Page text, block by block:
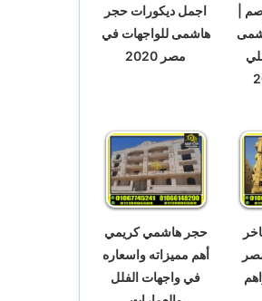
|
اجمل ديكورات حجر
هاشمى للواجهات في
مصر 2020
حجر هاشمي كريمي
أهم مميزاته واسعاره
في واجهات الفلل